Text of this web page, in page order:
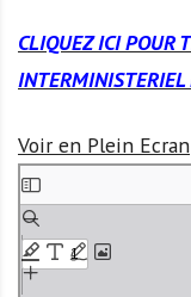
CLIQUEZ ICI POUR
INTERMINISTERIEL
Voir en Plein Ecran
A
l
e